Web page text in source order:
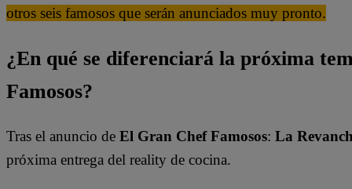
otros seis famosos que serán anunciados muy pronto.
¿En qué se diferenciará la próxima
Famosos?
Tras el anuncio de El Gran Chef Famosos: La
próxima entrega del reality de cocina.